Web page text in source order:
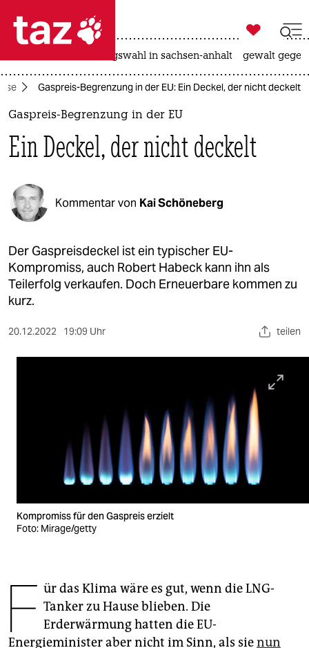
 taz zahl ich
taz zahl ich
themen
politik
öko
gesellschaft
kultur
sport
veranstaltungen
fragen & hilfe
unterstützen
genossenschaft
epaper login

taz zahl ich
landtagswahl in sachsen-anhalt gewalt
Gaspreis-Begrenzung in der EU: Ein Deckel, der nicht deckelt
Gaspreis-Begrenzung in der EU
Ein Deckel, der nicht deckelt
Kommentar von Kai Schöneberg
Der Gaspreisdeckel ist ein typischer EU-
Kompromiss, auch Robert Habeck kann ihn als
Teilerfolg verkaufen. Doch Erneuerbare kommen zu
kurz.
20.12.2022 19:09 Uhr teilen
Kompromiss für den Gaspreis erzielt
Foto: Mirage/getty
F ür das Klima wäre es gut, wenn die LNG-
Tanker zu Hause blieben. Die
Erderwärmung hatten die EU-
Energieminister aber nicht im Sinn, als sienun